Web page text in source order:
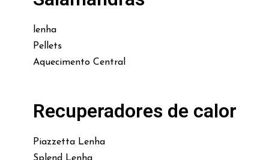
lenha
Pellets
Aquecimento Central
Recuperadores de calor
Piazzetta Lenha